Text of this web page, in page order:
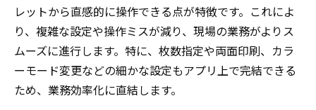
レットから直感的に操作できる点が特徴です。これによ
り、複雑な設定や操作ミスが減り、現場の業務がよりス
ムーズに進行します。特に、枚数指定や両面印刷、カラ
ーモード変更などの細かな設定もアプリ上で完結できる
ため、業務効率化に直結します。